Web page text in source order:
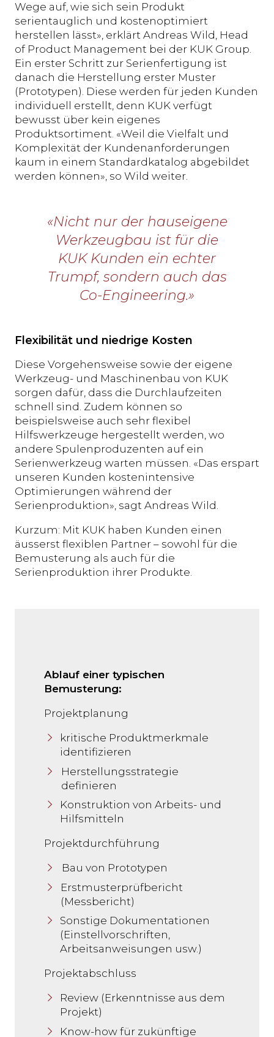
Wege auf, wie sich sein Produkt
serientauglich und kostenoptimiert
herstellen lässt», erklärt Andreas Wild, Head
of Product Management bei der KUK Group.
Ein erster Schritt zur Serienfertigung ist
danach die Herstellung erster Muster
(Prototypen). Diese werden für jeden Kunden
individuell erstellt, denn KUK verfügt
bewusst über kein eigenes
Produktsortiment. «Weil die Vielfalt und
Komplexität der Kundenanforderungen
kaum in einem Standardkatalog abgebildet
werden können», so Wild weiter.
«Nicht nur der hauseigene
Werkzeugbau ist für die
KUK Kunden ein echter
Trumpf, sondern auch das
Co-Engineering.»
Flexibilität und niedrige Kosten
Diese Vorgehensweise sowie der eigene
Werkzeug- und Maschinenbau von KUK
sorgen dafür, dass die Durchlaufzeiten
schnell sind. Zudem können so
beispielsweise auch sehr flexibel
Hilfswerkzeuge hergestellt werden, wo
andere Spulenproduzenten auf ein
Serienwerkzeug warten müssen. «Das erspart
unseren Kunden kostenintensive
Optimierungen während der
Serienproduktion», sagt Andreas Wild.
Kurzum: Mit KUK haben Kunden einen
äusserst flexiblen Partner – sowohl für die
Bemusterung als auch für die
Serienproduktion ihrer Produkte.
Ablauf einer typischen
Bemusterung:
Projektplanung
kritische Produktmerkmale
identifizieren
Herstellungsstrategie
definieren
Konstruktion von Arbeits- und
Hilfsmitteln
Projektdurchführung
Bau von Prototypen
Erstmusterprüfbericht
(Messbericht)
Sonstige Dokumentationen
(Einstellvorschriften,
Arbeitsanweisungen usw.)
Projektabschluss
Review (Erkenntnisse aus dem
Projekt)
Know-how für zukünftige